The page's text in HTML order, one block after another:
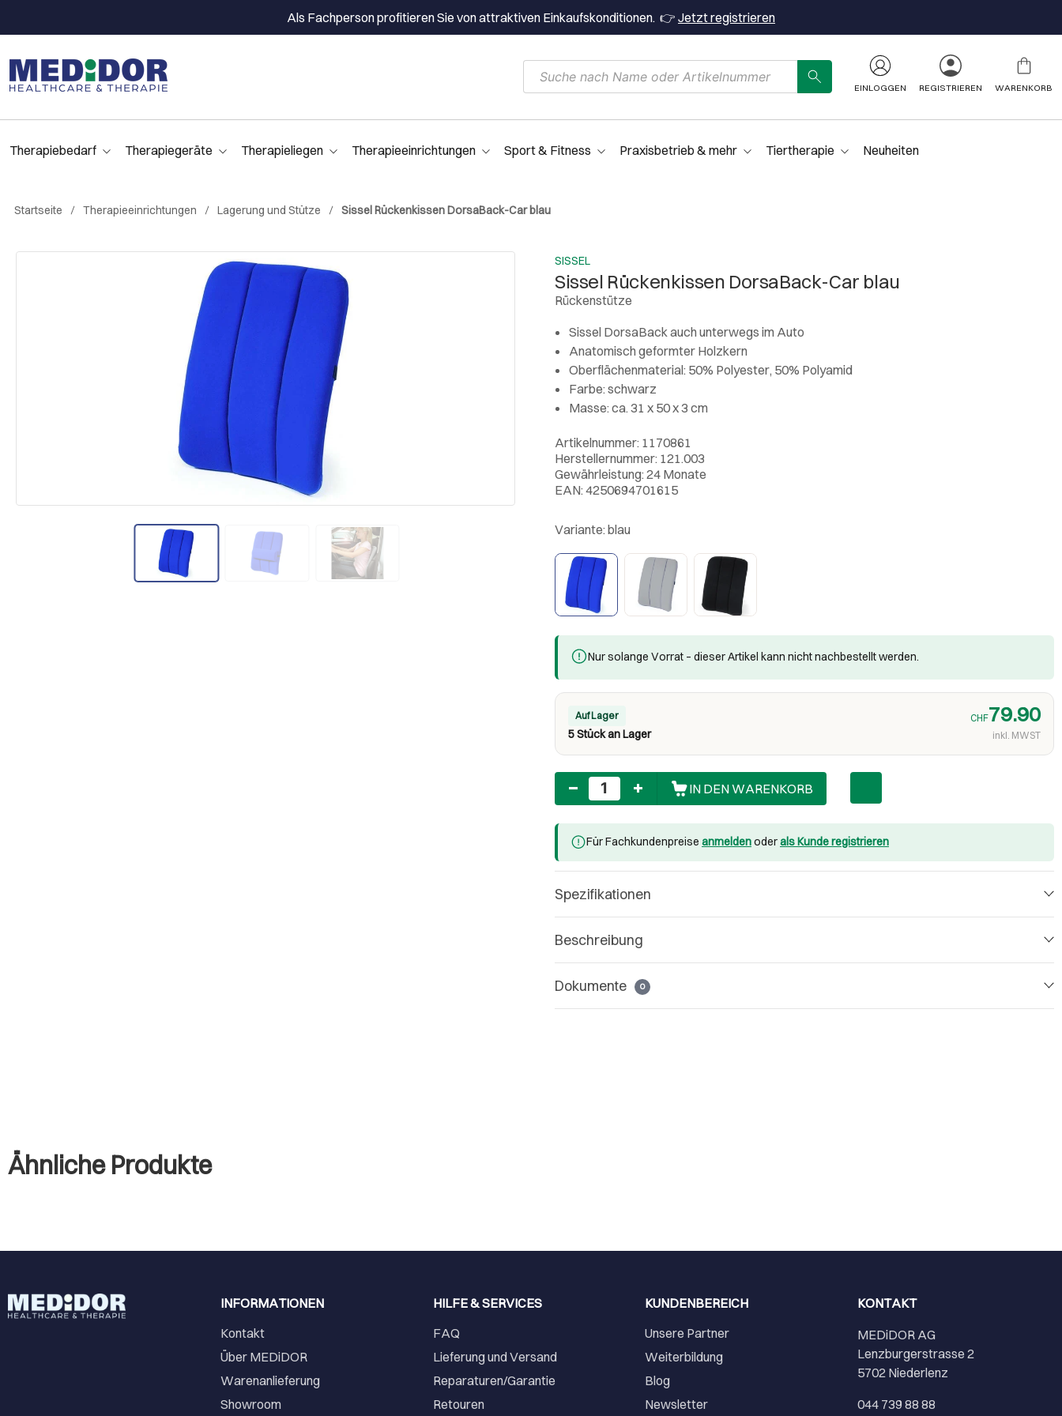
Als Fachperson profitieren Sie von attraktiven Einkaufskonditionen. 👉 Jetzt registrieren
EINLOGGEN REGISTRIEREN WARENKORB
Therapiebedarf Therapiegeräte Therapieliegen Therapieeinrichtungen Sport & Fitness Praxisbetrieb & mehr Tiertherapie Neuheiten
Startseite Therapieeinrichtungen Lagerung und Stütze Sissel Rückenkissen DorsaBack-Car blau
SISSEL
Sissel Rückenkissen DorsaBack-Car blau
Rückenstütze
Sissel DorsaBack auch unterwegs im Auto
Anatomisch geformter Holzkern
Oberflächenmaterial: 50% Polyester, 50% Polyamid
Farbe: schwarz
Masse: ca. 31 x 50 x 3 cm
Artikelnummer: 1170861
Herstellernummer: 121.003
Gewährleistung: 24 Monate
EAN: 4250694701615
Variante: blau
Nur solange Vorrat – dieser Artikel kann nicht nachbestellt werden.
Auf Lager
5 Stück an Lager
CHF79.90
inkl. MWST
Anzahl
IN DEN WARENKORB
Für Fachkundenpreise anmeldenoderals Kunde registrieren
Spezifikationen
Beschreibung
Dokumente 0
Ähnliche Produkte
INFORMATIONEN
Kontakt
Über MEDiDOR
Warenanlieferung
Showroom
HILFE & SERVICES
FAQ
Lieferung und Versand
Reparaturen/Garantie
Retouren
KUNDENBEREICH
Unsere Partner
Weiterbildung
Blog
Newsletter
KONTAKT
MEDiDOR AG
Lenzburgerstrasse 2
5702 Niederlenz
044 739 88 88